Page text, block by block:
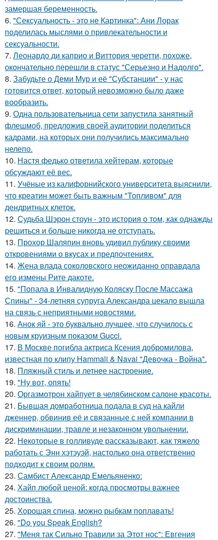
замершая беременность.
6. "Сексуальность - это не Картинка": Ани Лорак
поделилась мыслями о привлекательности и
сексуальности.
7. Леонардо ди каприо и Виттория черетти, похоже,
окончательно перешли в статус "Серьезно и Надолго".
8. Забудьте о Деми Мур и её "Субстанции" - у нас
готовится ответ, который невозможно было даже
вообразить.
9. Одна пользовательница сети запустила занятный
флешмоб, предложив своей аудитории поделиться
кадрами, на которых они получились максимально
нелепо.
10. Настя федько ответила хейтерам, которые
обсуждают её вес.
11. Учёные из калифорнийского университета выяснили,
что креатин может быть важным "Топливом" для
дендритных клеток.
12. Судьба Шэрон стоун - это история о том, как однажды
решиться и больше никогда не отступать.
13. Прохор Шаляпин вновь удивил публику своими
откровениями о вкусах и предпочтениях.
14. Жена влада соколовского неожиданно оправдала
его измены Рите дакоте.
15. "Попала в Инвалидную Коляску После Массажа
Спины" - 34-летняя супруга Александра цекало вышла
на связь с неприятными новостями.
16. Анок яй - это буквально лучшее, что случилось с
новым круизным показом Gucci.
17. В Москве погибла актриса Ксения добромилова,
известная по клипу Hammali & Navai "Девочка - Война".
18. Пляжный стиль и летнее настроение.
19. "Ну вот, опять!
20. Оргазмотрон хайпует в челябинском салоне красоты.
21. Бывшая домработница подала в суд на кайли
дженнер, обвинив её и связанные с ней компании в
дискриминации, травле и незаконном увольнении.
22. Некоторые в голливуде рассказывают, как тяжело
работать с Энн хэтэуэй, настолько она ответственно
подходит к своим ролям.
23. Самбист Александр Емельяненко:
24. Хайп любой ценой: когда просмотры важнее
достоинства.
25. Хорошая спина, можно рыбкам поплавать!
26. "Do you Speak English?
27. "Меня так Сильно Травили за Этот нос": Евгения